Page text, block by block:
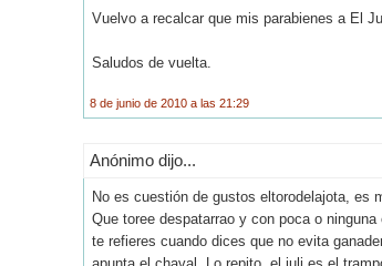
Vuelvo a recalcar que mis parabienes a El
Saludos de vuelta.
8 de junio de 2010 a las 21:29
Anónimo dijo...
No es cuestión de gustos eltorodelajota, es
Que toree despatarrao y con poca o
te refieres cuando dices que no evita